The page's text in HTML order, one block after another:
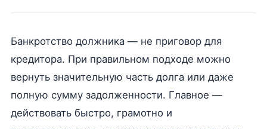
Банкротство должника — не приговор для
кредитора. При правильном подходе можно
вернуть значительную часть долга или даже
полную сумму задолженности. Главное —
действовать быстро, грамотно и